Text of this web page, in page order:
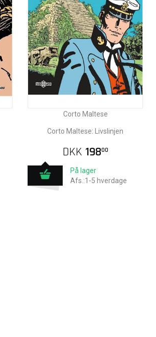
Corto Maltese
Corto Maltese: Livslinjen
DKK 19800
På lager
Afs.:1-5 hverdage